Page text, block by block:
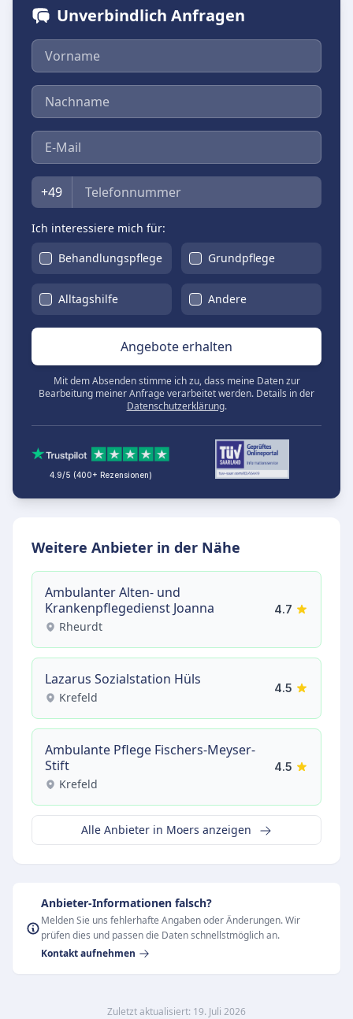
Unverbindlich Anfragen
Vorname
Nachname
E-Mail
Telefon
+49
Ich interessiere mich für:
Behandlungspflege
Grundpflege
Alltagshilfe Andere
Angebote erhalten
Mit dem Absenden stimme ich zu, dass meine Daten zur
Bearbeitung meiner Anfrage verarbeitet werden. Details in der
Datenschutzerklärung.
4.9/5 (400+ Rezensionen)
Weitere Anbieter in der Nähe
Ambulanter Alten- und
Krankenpflegedienst Joanna
Rheurdt
4.7
Lazarus Sozialstation Hüls
Krefeld
4.5
Ambulante Pflege Fischers-Meyser-
Stift
Krefeld
4.5
Alle Anbieter in Moers anzeigen
Anbieter-Informationen falsch?
Melden Sie uns fehlerhafte Angaben oder Änderungen. Wir
prüfen dies und passen die Daten schnellstmöglich an.
Kontakt aufnehmen
Zuletzt aktualisiert: 19. Juli 2026